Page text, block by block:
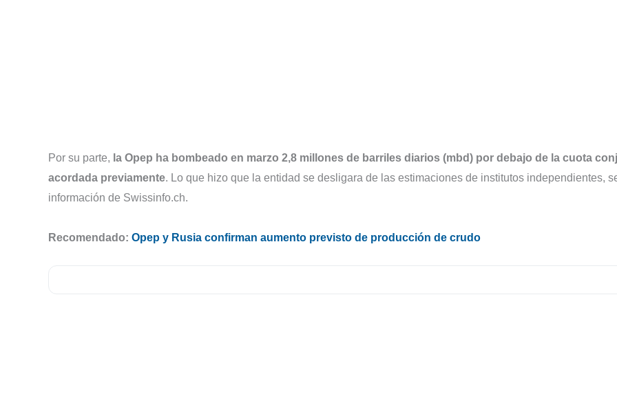
Por su parte, la Opep ha bombeado en marzo 2,8 millones de barriles diarios (mbd) por debajo de la cuota
acordada previamente. Lo que hizo que la entidad se desligara de las estimaciones de institutos independientes,
información de Swissinfo.ch.
Recomendado: Opep y Rusia confirman aumento previsto de producción de crudo